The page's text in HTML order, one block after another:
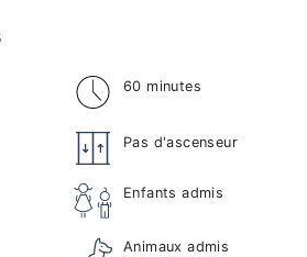
60 minutes
Pas d'ascenseur
Enfants admis
Animaux admis